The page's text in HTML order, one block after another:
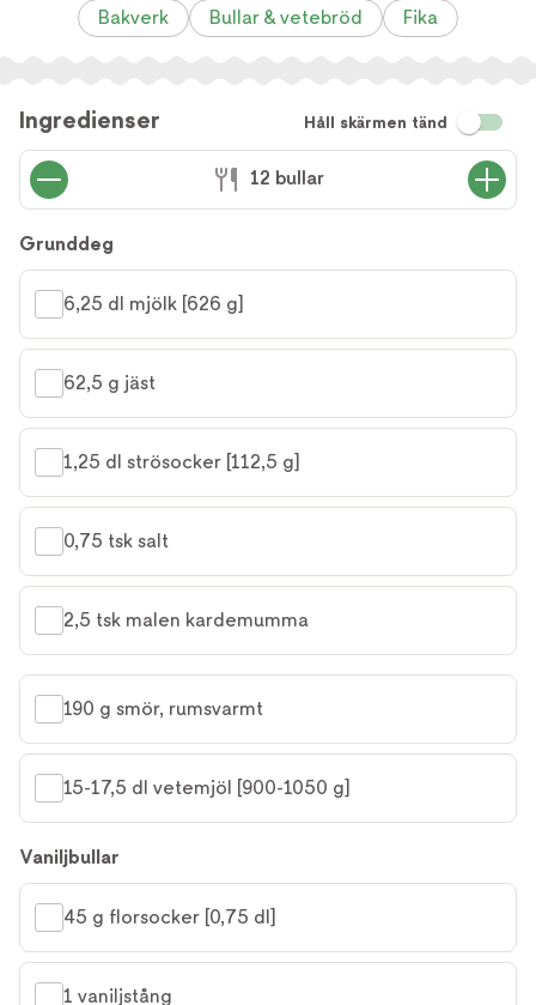
Bakverk Bullar & vetebröd Fika
Ingredienser Håll skärmen tänd
12 bullar
Grunddeg
6,25 dl mjölk [626 g]
62,5 g jäst
1,25 dl strösocker [112,5 g]
0,75 tsk salt
2,5 tsk malen kardemumma
190 g smör, rumsvarmt
15-17,5 dl vetemjöl [900-1050 g]
Vaniljbullar
45 g florsocker [0,75 dl]
1 vaniljstång